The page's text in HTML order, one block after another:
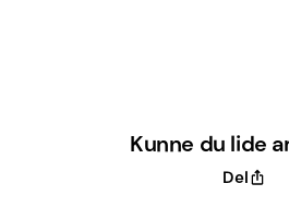
Kunne du lide
Del